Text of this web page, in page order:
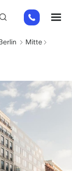
+49
151
26184223
Mitte